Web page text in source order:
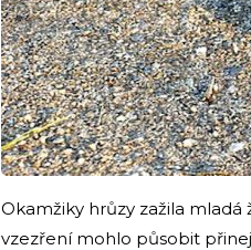
Okamžiky hrůzy zažila
vzezření mohlo působit